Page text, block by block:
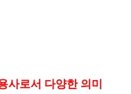
사로서 다양한 의미